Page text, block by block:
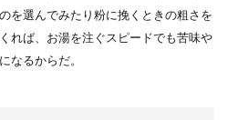
を選んでみたり粉に挽くときの粗さを
れば、お湯を注ぐスピードでも苦味や
なるからだ。